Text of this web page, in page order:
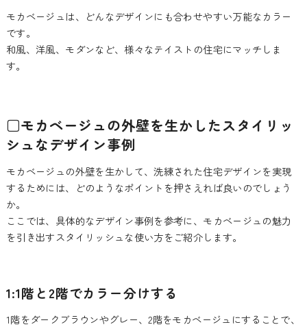
モカベージュは、どんなデザインにも合わせやすい万能なカラー
です。
和風、洋風、モダンなど、様々なテイストの住宅にマッチしま
す。
□モカベージュの外壁を生かしたスタイリッ
シュなデザイン事例
モカベージュの外壁を生かして、洗練された住宅デザインを実現
するためには、どのようなポイントを押さえれば良いのでしょう
か。
ここでは、具体的なデザイン事例を参考に、モカベージュの魅力
を引き出すスタイリッシュな使い方をご紹介します。
1:1階と2階でカラー分けする
1階をダークブラウンやグレー、2階をモカベージュにすることで、